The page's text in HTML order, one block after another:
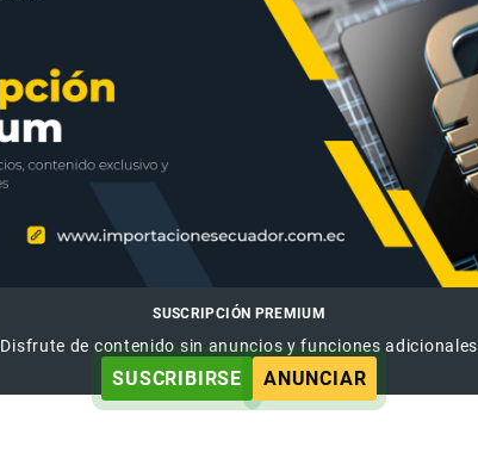
SUSCRIPCIÓN PREMIUM
Disfrute de contenido sin anuncios y funciones adicionales
SUSCRIBIRSE ANUNCIAR